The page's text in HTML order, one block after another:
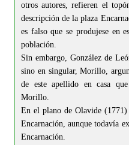
otros autores, refieren el
descripción de la plaza
es falso que se produjese en
población.
Sin embargo, González de
sino en singular, Morillo,
de este apellido en casa
Morillo.
En el plano de Olavide (1771)
Encarnación, aunque todavía
Encarnación.